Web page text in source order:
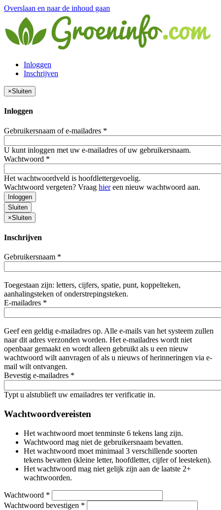
Overslaan en naar de inhoud gaan
Inloggen
Inschrijven
×Sluiten
Inloggen
Gebruikersnaam of e-mailadres *
U kunt inloggen met uw e-mailadres of uw gebruikersnaam.
Wachtwoord *
Het wachtwoordveld is hoofdlettergevoelig.
Wachtwoord vergeten? Vraag hiereen nieuw wachtwoord aan.
Inloggen
Sluiten
×Sluiten
Inschrijven
Gebruikersnaam *
Toegestaan zijn: letters, cijfers, spatie, punt, koppelteken,
aanhalingsteken of onderstrepingsteken.
E-mailadres *
Geef een geldig e-mailadres op. Alle e-mails van het systeem zullen
naar dit adres verzonden worden. Het e-mailadres wordt niet
openbaar gemaakt en wordt alleen gebruikt als u een nieuw
wachtwoord wilt aanvragen of als u nieuws of herinneringen via e-
mail wilt ontvangen.
Bevestig e-mailadres *
Typt u alstublieft uw emailadres ter verificatie in.
Wachtwoordvereisten
Het wachtwoord moet tenminste 6 tekens lang zijn.
Wachtwoord mag niet de gebruikersnaam bevatten.
Het wachtwoord moet minimaal 3 verschillende soorten
tekens bevatten (kleine letter, hoofdletter, cijfer of leesteken).
Het wachtwoord mag niet gelijk zijn aan de laatste 2+
wachtwoorden.
Wachtwoord *
Wachtwoord bevestigen *